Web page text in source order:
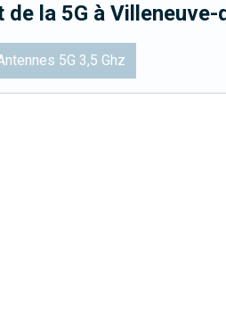
de la 5G à
5G 3,5 Ghz